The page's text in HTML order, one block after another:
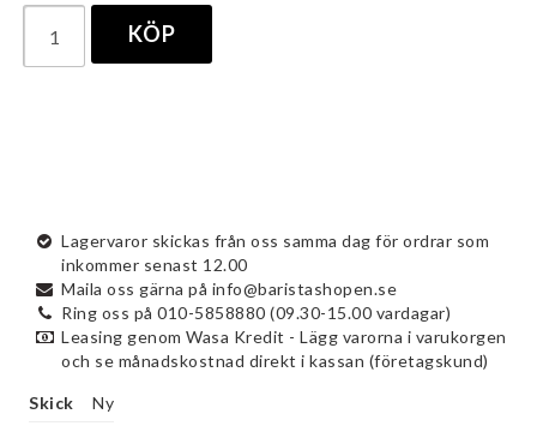
KÖP
Lagervaror skickas från oss samma dag för ordrar som
inkommer senast 12.00
Maila oss gärna på info@baristashopen.se
Ring oss på 010-5858880 (09.30-15.00 vardagar)
Leasing genom Wasa Kredit - Lägg varorna i varukorgen
och se månadskostnad direkt i kassan (företagskund)
Skick Ny